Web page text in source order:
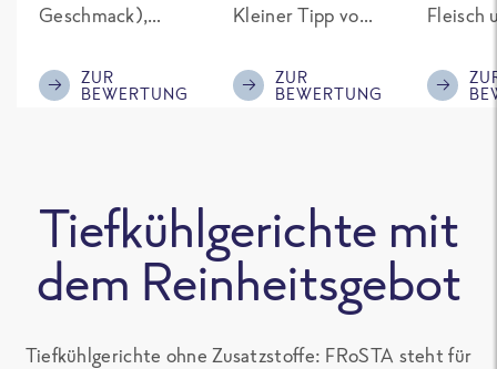
Geschmack),
Menge für den
'großen Hunger',
Gerichte, die kein
Paprika
enthalten, sehr
gern.
ZUR
BEWERTUNG
Kleiner Tipp von
kleinen Schuss an
Sojasoße mit
besser.
ZUR
BEWERTUNG
Fleisch
wir auf
nicht
Aber
Tiefkühlgerichte mit
dem Reinheitsgebot
Tiefkühlgerichte ohne Zusatzstoffe: FRoSTA steht für